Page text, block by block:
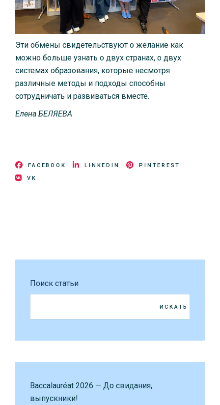
Эти обмены свидетельствуют о желание как
можно больше узнать о двух странах, о двух
системах образования, которые несмотря
различные методы и подходы способны
сотрудничать и развиваться вместе.
Елена БЕЛЯЕВА
FACEBOOK LINKEDIN
PINTEREST
VK
Поиск статьи
ИСКАТЬ
Baccalauréat 2026 — До свидания,
выпускники!